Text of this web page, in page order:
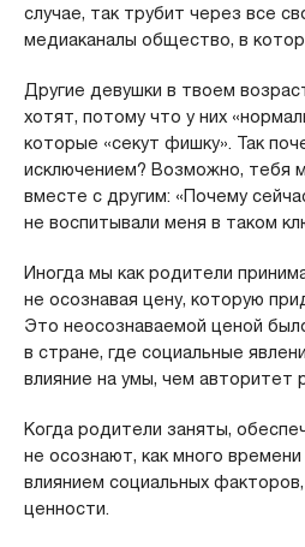
случае, так трубит через все
медиаканалы общество, в
Другие девушки в твоем
хотят, потому что у них
которые «секут фишку». Так
исключением? Возможно, тебя
вместе с другим: «Почему
не воспитывали меня в таком
Иногда мы как родители
не осознавая цену, которую
Это неосознаваемой ценой
в стране, где социальные
влияние на умы, чем авторитет
Когда родители заняты,
не осознают, как много
влиянием социальных
ценности.